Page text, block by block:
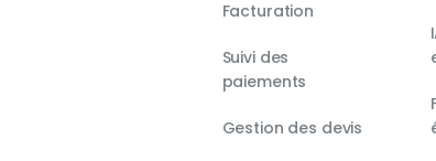
Facturation
Suivi des
paiements
Gestion des devis